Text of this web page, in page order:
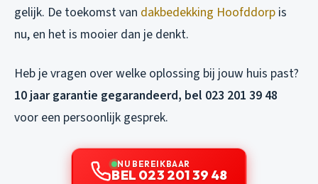
gelijk. De toekomst van dakbedekking Hoofddorp is
nu, en het is mooier dan je denkt.
Heb je vragen over welke oplossing bij jouw huis past?
10 jaar garantie gegarandeerd, bel 023 201 39 48
voor een persoonlijk gesprek.
NU BEREIKBAAR
BEL 023 201 39 48